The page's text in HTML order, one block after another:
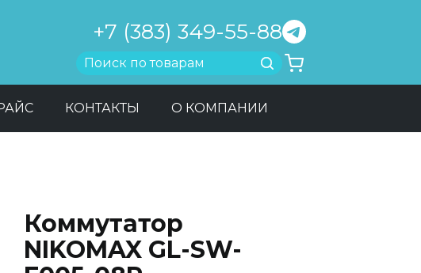
+7 (383) 349-55-88
Найти
КОНТАКТЫ О КОМПАНИИ
Коммутатор
NIKOMAX GL-SW-